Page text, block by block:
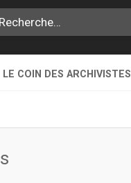
LE COIN DES ARCHIVISTES